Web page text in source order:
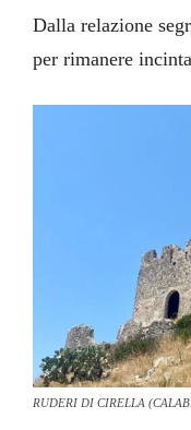
Dalla relazione
per rimanere
RUDERI DI CIRELLA